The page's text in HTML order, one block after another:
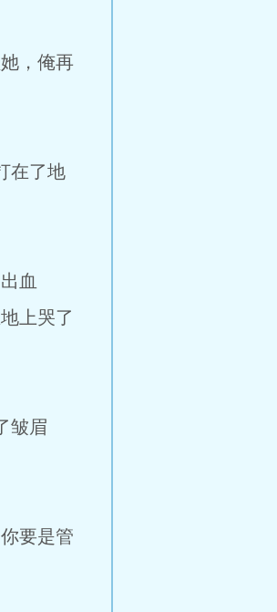
，俺再
在了地
血
上哭了
皱眉
要是管